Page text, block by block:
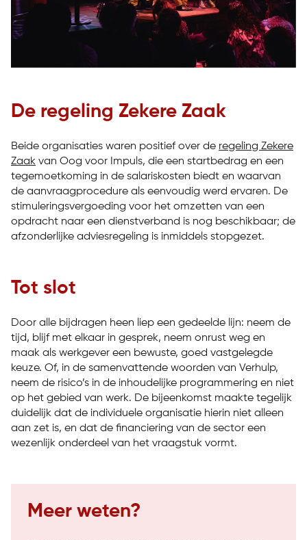
De regeling Zekere Zaak
Beide organisaties waren positief over de regeling Zekere
Zaak van Oog voor Impuls, die een startbedrag en een
tegemoetkoming in de salariskosten biedt en waarvan
de aanvraagprocedure als eenvoudig werd ervaren. De
stimuleringsvergoeding voor het omzetten van een
opdracht naar een dienstverband is nog beschikbaar; de
afzonderlijke adviesregeling is inmiddels stopgezet.
Tot slot
Door alle bijdragen heen liep een gedeelde lijn: neem de
tijd, blijf met elkaar in gesprek, neem onrust weg en
maak als werkgever een bewuste, goed vastgelegde
keuze. Of, in de samenvattende woorden van Verhulp,
neem de risico’s in de inhoudelijke programmering en niet
op het gebied van werk. De bijeenkomst maakte tegelijk
duidelijk dat de individuele organisatie hierin niet alleen
aan zet is, en dat de financiering van de sector een
wezenlijk onderdeel van het vraagstuk vormt.
Meer weten?